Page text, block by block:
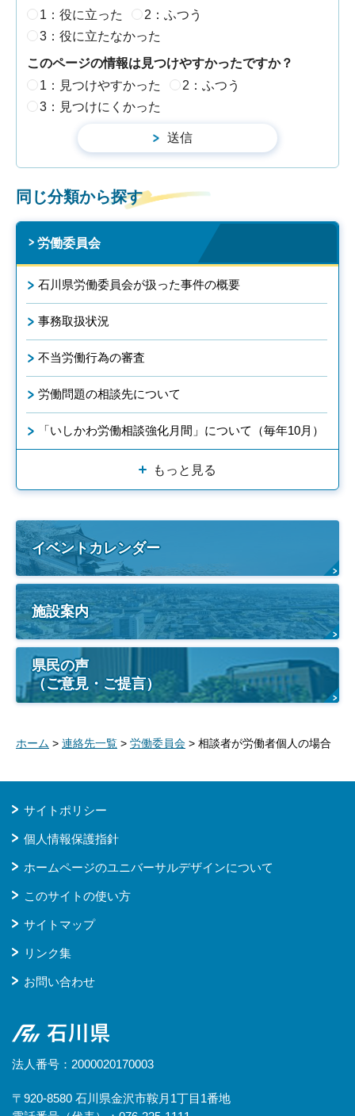
1：役に立った
2：ふつう
3：役に立たなかった
このページの情報は見つけやすかったですか？
1：見つけやすかった
2：ふつう
3：見つけにくかった
同じ分類から探す
労働委員会
石川県労働委員会が扱った事件の概要
事務取扱状況
不当労働行為の審査
労働問題の相談先について
「いしかわ労働相談強化月間」について（毎年10月）
もっと見る
イベントカレンダー
施設案内
県民の声
（ご意見・ご提言）
ホーム > 連絡先一覧 > 労働委員会 > 相談者が労働者個人の場合
サイトポリシー
個人情報保護指針
ホームページのユニバーサルデザインについて
このサイトの使い方
サイトマップ
リンク集
お問い合わせ
石川県
法人番号：2000020170003
〒920-8580 石川県金沢市鞍月1丁目1番地